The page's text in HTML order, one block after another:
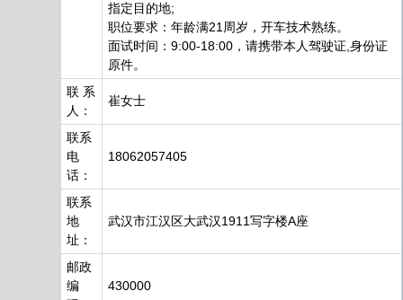
指定目的地;
职位要求：年龄满21周岁，开车技术熟练。
面试时间：9:00-18:00，请携带本人驾驶证,身份证
原件。
联 系
人：
崔女士
联系
电
话：
18062057405
联系
地
址：
武汉市江汉区大武汉1911写字楼A座
邮政
编
430000